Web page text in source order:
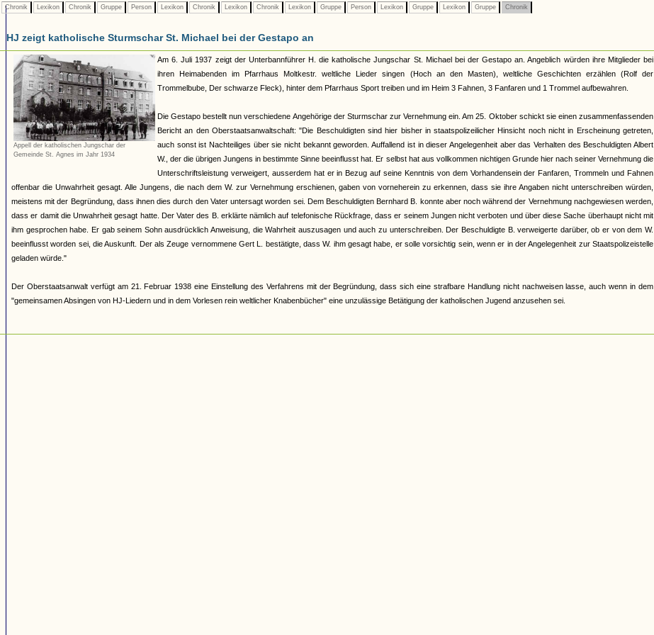
Chronik Lexikon Chronik Gruppe Person Lexikon Chronik Lexikon Chronik Lexikon Gruppe Person Lexikon Gruppe Lexikon Gruppe Chronik
HJ zeigt katholische Sturmschar St. Michael bei der Gestapo an
Appell der katholischen Jungschar der
Gemeinde St. Agnes im Jahr 1934
Am 6. Juli 1937 zeigt der Unterbannführer H. die katholische Jungschar St. Michael bei der Gestapo an. Angeblich würden ihre Mitglieder bei
ihren Heimabenden im Pfarrhaus Moltkestr. weltliche Lieder singen (Hoch an den Masten), weltliche Geschichten erzählen (Rolf der
Trommelbube, Der schwarze Fleck), hinter dem Pfarrhaus Sport treiben und im Heim 3 Fahnen, 3 Fanfaren und 1 Trommel aufbewahren.
Die Gestapo bestellt nun verschiedene Angehörige der Sturmschar zur Vernehmung ein. Am 25. Oktober schickt sie einen zusammenfassenden
Bericht an den Oberstaatsanwaltschaft: "Die Beschuldigten sind hier bisher in staatspolizeilicher Hinsicht noch nicht in Erscheinung getreten,
auch sonst ist Nachteiliges über sie nicht bekannt geworden. Auffallend ist in dieser Angelegenheit aber das Verhalten des Beschuldigten Albert
W., der die übrigen Jungens in bestimmte Sinne beeinflusst hat. Er selbst hat aus vollkommen nichtigen Grunde hier nach seiner Vernehmung die
Unterschriftsleistung verweigert, ausserdem hat er in Bezug auf seine Kenntnis von dem Vorhandensein der Fanfaren, Trommeln und Fahnen
offenbar die Unwahrheit gesagt. Alle Jungens, die nach dem W. zur Vernehmung erschienen, gaben von vorneherein zu erkennen, dass sie ihre Angaben nicht unterschreiben würden,
meistens mit der Begründung, dass ihnen dies durch den Vater untersagt worden sei. Dem Beschuldigten Bernhard B. konnte aber noch während der Vernehmung nachgewiesen werden,
dass er damit die Unwahrheit gesagt hatte. Der Vater des B. erklärte nämlich auf telefonische Rückfrage, dass er seinem Jungen nicht verboten und über diese Sache überhaupt nicht mit
ihm gesprochen habe. Er gab seinem Sohn ausdrücklich Anweisung, die Wahrheit auszusagen und auch zu unterschreiben. Der Beschuldigte B. verweigerte darüber, ob er von dem W.
beeinflusst worden sei, die Auskunft. Der als Zeuge vernommene Gert L. bestätigte, dass W. ihm gesagt habe, er solle vorsichtig sein, wenn er in der Angelegenheit zur Staatspolizeistelle
geladen würde."
Der Oberstaatsanwalt verfügt am 21. Februar 1938 eine Einstellung des Verfahrens mit der Begründung, dass sich eine strafbare Handlung nicht nachweisen lasse, auch wenn in dem
"gemeinsamen Absingen von HJ-Liedern und in dem Vorlesen rein weltlicher Knabenbücher" eine unzulässige Betätigung der katholischen Jugend anzusehen sei.